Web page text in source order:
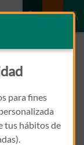
contratarlo
de
para fines
tus hábitos de